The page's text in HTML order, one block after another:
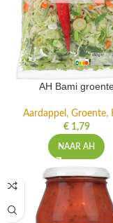
AH Bami
Aardappel, Groente,
€1,79
NAAR AH